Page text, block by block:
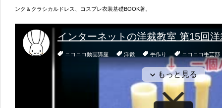
ンク＆クラシカルドレス、コスプレ衣装基礎BOOK著。